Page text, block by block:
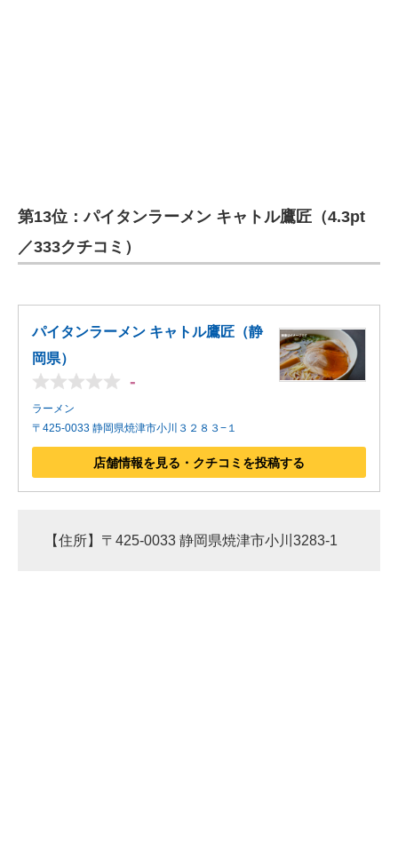
第13位：パイタンラーメン キャトル鷹匠（4.3pt
／333クチコミ）
パイタンラーメン キャトル鷹匠（静
岡県）
-
ラーメン
〒425-0033 静岡県焼津市小川３２８３−１
店舗情報を見る・クチコミを投稿する
【住所】〒425-0033 静岡県焼津市小川3283-1